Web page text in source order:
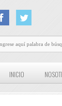
INICIO